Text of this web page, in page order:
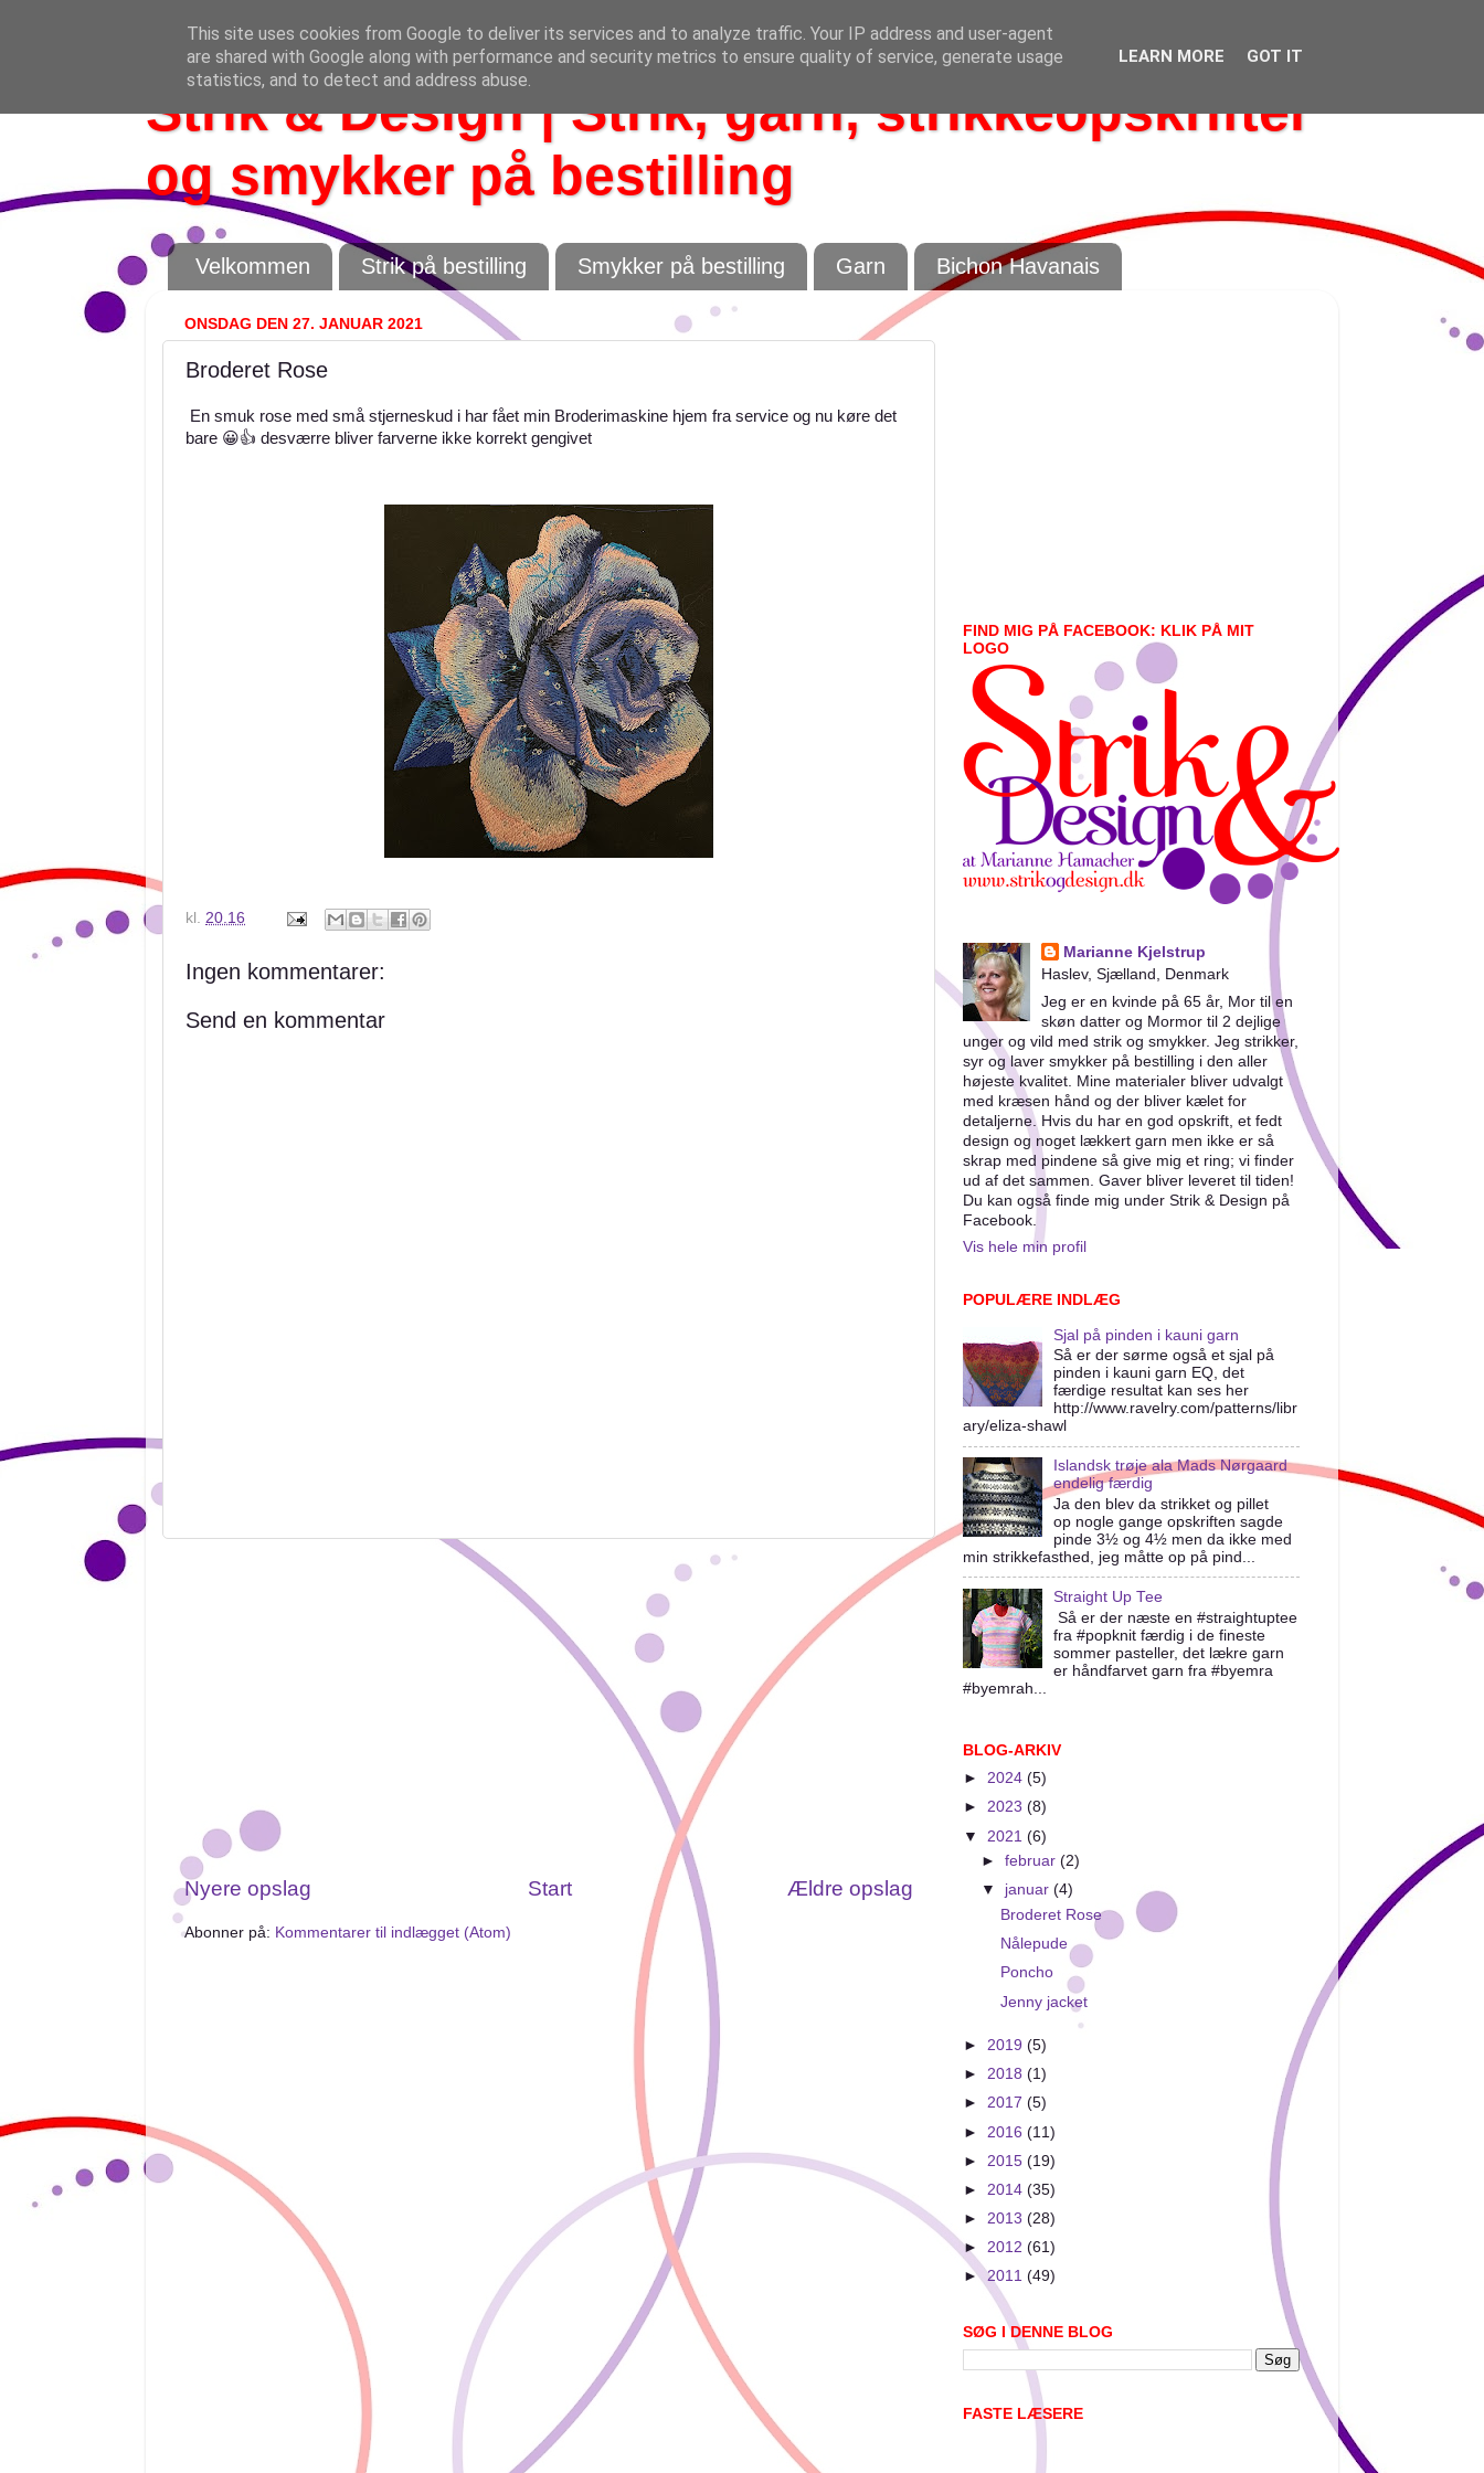
Strik & Design | Strik, garn, strikkeopskrifter
og smykker på bestilling
Velkommen Strik på bestilling Smykker på bestilling Garn Bichon Havanais
ONSDAG DEN 27. JANUAR 2021
Broderet Rose
En smuk rose med små stjerneskud i har fået min Broderimaskine hjem fra service og nu køre det
bare 😀👍 desværre bliver farverne ikke korrekt gengivet
kl. 20.16
Ingen kommentarer:
Send en kommentar
Nyere opslag Ældre opslag
Start
Abonner på: Kommentarer til indlægget (Atom)
FIND MIG PÅ FACEBOOK: KLIK PÅ MIT
LOGO
Marianne Kjelstrup
Haslev, Sjælland, Denmark
Jeg er en kvinde på 65 år, Mor til en
skøn datter og Mormor til 2 dejlige
unger og vild med strik og smykker. Jeg strikker,
syr og laver smykker på bestilling i den aller
højeste kvalitet. Mine materialer bliver udvalgt
med kræsen hånd og der bliver kælet for
detaljerne. Hvis du har en god opskrift, et fedt
design og noget lækkert garn men ikke er så
skrap med pindene så give mig et ring; vi finder
ud af det sammen. Gaver bliver leveret til tiden!
Du kan også finde mig under Strik & Design på
Facebook.
Vis hele min profil
POPULÆRE INDLÆG
Sjal på pinden i kauni garn
Så er der sørme også et sjal på
pinden i kauni garn EQ, det
færdige resultat kan ses her
http://www.ravelry.com/patterns/libr
ary/eliza-shawl
Islandsk trøje ala Mads Nørgaard
endelig færdig
Ja den blev da strikket og pillet
op nogle gange opskriften sagde
pinde 3½ og 4½ men da ikke med
min strikkefasthed, jeg måtte op på pind...
Straight Up Tee
Så er der næste en #straightuptee
fra #popknit færdig i de fineste
sommer pasteller, det lækre garn
er håndfarvet garn fra #byemra
#byemrah...
BLOG-ARKIV
► 2024 (5)
► 2023 (8)
▼ 2021 (6)
►februar(2)
▼ januar(4)
Broderet Rose
Nålepude
Poncho
Jenny jacket
► 2019 (5)
► 2018 (1)
► 2017 (5)
► 2016 (11)
► 2015 (19)
► 2014 (35)
► 2013 (28)
► 2012 (61)
► 2011 (49)
SØG I DENNE BLOG
FASTE LÆSERE
This site uses cookies from Google to deliver its services and to analyze traffic. Your IP address and user-agent
are shared with Google along with performance and security metrics to ensure quality of service, generate usage
statistics, and to detect and address abuse.
LEARN MORE GOT IT